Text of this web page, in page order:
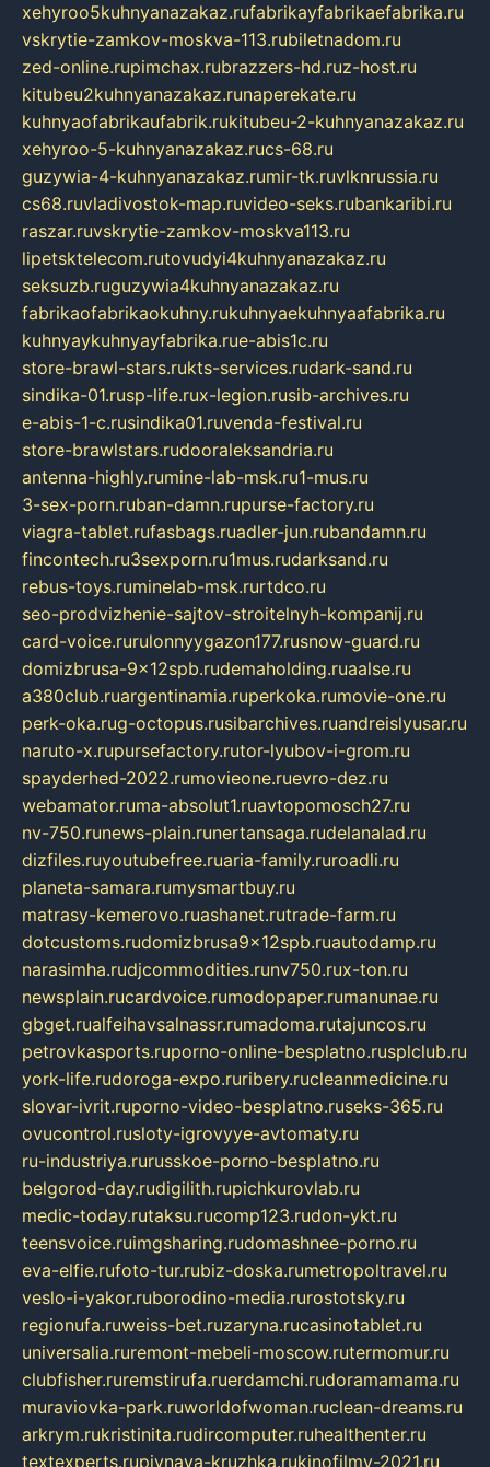
xehyroo5kuhnyanazakaz.rufabrikayfabrikaefabrika.ru
vskrytie-zamkov-moskva-113.rubiletnadom.ru
zed-online.rupimchax.rubrazzers-hd.ruz-host.ru
kitubeu2kuhnyanazakaz.runaperekate.ru
kuhnyaofabrikaufabrik.rukitubeu-2-kuhnyanazakaz.ru
xehyroo-5-kuhnyanazakaz.rucs-68.ru
guzywia-4-kuhnyanazakaz.rumir-tk.ruvlknrussia.ru
cs68.ruvladivostok-map.ruvideo-seks.rubankaribi.ru
raszar.ruvskrytie-zamkov-moskva113.ru
lipetsktelecom.rutovudyi4kuhnyanazakaz.ru
seksuzb.ruguzywia4kuhnyanazakaz.ru
fabrikaofabrikaokuhny.rukuhnyaekuhnyaafabrika.ru
kuhnyaykuhnyayfabrika.rue-abis1c.ru
store-brawl-stars.rukts-services.rudark-sand.ru
sindika-01.rusp-life.rux-legion.rusib-archives.ru
e-abis-1-c.rusindika01.ruvenda-festival.ru
store-brawlstars.rudooraleksandria.ru
antenna-highly.rumine-lab-msk.ru1-mus.ru
3-sex-porn.ruban-damn.rupurse-factory.ru
viagra-tablet.rufasbags.ruadler-jun.rubandamn.ru
fincontech.ru3sexporn.ru1mus.rudarksand.ru
rebus-toys.ruminelab-msk.rurtdco.ru
seo-prodvizhenie-sajtov-stroitelnyh-kompanij.ru
card-voice.rurulonnyygazon177.rusnow-guard.ru
domizbrusa-9x12spb.rudemaholding.ruaalse.ru
a380club.ruargentinamia.ruperkoka.rumovie-one.ru
perk-oka.rug-octopus.rusibarchives.ruandreislyusar.ru
naruto-x.rupursefactory.rutor-lyubov-i-grom.ru
spayderhed-2022.rumovieone.ruevro-dez.ru
webamator.ruma-absolut1.ruavtopomosch27.ru
nv-750.runews-plain.runertansaga.rudelanalad.ru
dizfiles.ruyoutubefree.ruaria-family.ruroadli.ru
planeta-samara.rumysmartbuy.ru
matrasy-kemerovo.ruashanet.rutrade-farm.ru
dotcustoms.rudomizbrusa9x12spb.ruautodamp.ru
narasimha.rudjcommodities.runv750.rux-ton.ru
newsplain.rucardvoice.rumodopaper.rumanunae.ru
gbget.rualfeihavsalnassr.rumadoma.rutajuncos.ru
petrovkasports.ruporno-online-besplatno.rusplclub.ru
york-life.rudoroga-expo.ruribery.rucleanmedicine.ru
slovar-ivrit.ruporno-video-besplatno.ruseks-365.ru
ovucontrol.rusloty-igrovyye-avtomaty.ru
ru-industriya.rurusskoe-porno-besplatno.ru
belgorod-day.rudigilith.rupichkurovlab.ru
medic-today.rutaksu.rucomp123.rudon-ykt.ru
teensvoice.ruimgsharing.rudomashnee-porno.ru
eva-elfie.rufoto-tur.rubiz-doska.rumetropoltravel.ru
veslo-i-yakor.ruborodino-media.rurostotsky.ru
regionufa.ruweiss-bet.ruzaryna.rucasinotablet.ru
universalia.ruremont-mebeli-moscow.rutermomur.ru
clubfisher.ruremstirufa.ruerdamchi.rudoramamama.ru
muraviovka-park.ruworldofwoman.ruclean-dreams.ru
arkrym.rukristinita.rudircomputer.ruhealthenter.ru
textexperts.rupivnaya-kruzhka.rukinofilmy-2021.ru